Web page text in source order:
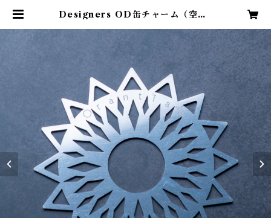
Designers OD缶チャーム（空…S